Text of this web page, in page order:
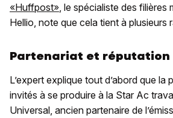
«Huffpost» , le spécialiste des
Hellio, note que cela tient à plusieurs
Partenariat et réputation
L’expert explique tout d’abord que la
invités à se produire à la Star Ac
Universal, ancien partenaire de